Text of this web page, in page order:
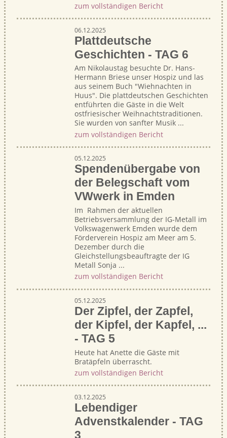
zum vollständigen Bericht
06.12.2025
Plattdeutsche
Geschichten - TAG 6
Am Nikolaustag besuchte Dr. Hans-
Hermann Briese unser Hospiz und las
aus seinem Buch "Wiehnachten in
Huus". Die plattdeutschen Geschichten
entführten die Gäste in die Welt
ostfriesischer Weihnachtstraditionen.
Sie wurden von sanfter Musik ...
zum vollständigen Bericht
05.12.2025
Spendenübergabe von
der Belegschaft vom
VWwerk in Emden
Im Rahmen der aktuellen
Betriebsversammlung der IG-Metall im
Volkswagenwerk Emden wurde dem
Förderverein Hospiz am Meer am 5.
Dezember durch die
Gleichstellungsbeauftragte der IG
Metall Sonja ...
zum vollständigen Bericht
05.12.2025
Der Zipfel, der Zapfel,
der Kipfel, der Kapfel, ...
- TAG 5
Heute hat Anette die Gäste mit
Bratäpfeln überrascht.
zum vollständigen Bericht
03.12.2025
Lebendiger
Advenstkalender - TAG
3